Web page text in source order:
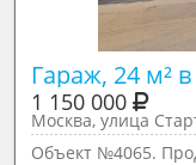
Гараж, 24 м²
1 150 000
Москва, улица
Объект №4065.